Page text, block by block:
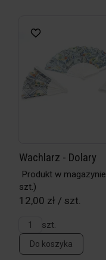
Wachlarz - Dolary
Produkt w magazynie
szt.)
12,00 zł / szt.
szt.
Do koszyka